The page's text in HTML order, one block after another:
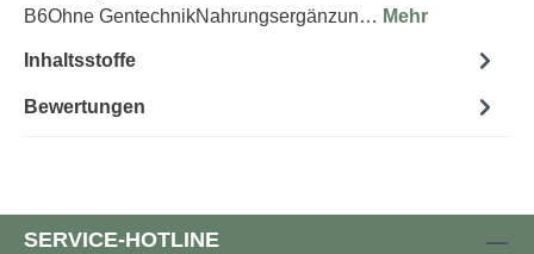
B6Ohne GentechnikNahrungsergänzun… Mehr
Inhaltsstoffe
Bewertungen
SERVICE-HOTLINE